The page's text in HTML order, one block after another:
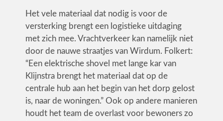
Het vele materiaal dat nodig is voor de
versterking brengt een logistieke uitdaging
met zich mee. Vrachtverkeer kan namelijk niet
door de nauwe straatjes van Wirdum. Folkert:
“Een elektrische shovel met lange kar van
Klijnstra brengt het materiaal dat op de
centrale hub aan het begin van het dorp gelost
is, naar de woningen.” Ook op andere manieren
houdt het team de overlast voor bewoners zo